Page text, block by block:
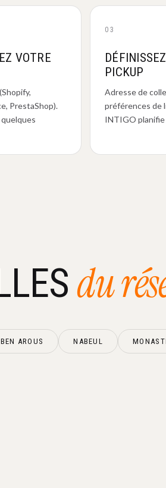
VOTRE
PrestaShop).
03
PICKUP
Adresse de
préférences de
INTIGO
du
BEN AROUS NABEUL